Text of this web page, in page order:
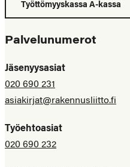
Työttömyyskassa A-kassa
Palvelunumerot
Jäsenyysasiat
020 690 231
asiakirjat@rakennusliitto.fi
Työehtoasiat
020 690 232